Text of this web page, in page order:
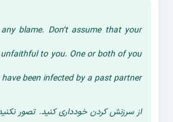
blame. Don’t assume that your
to you. One or both of you
been infected by a past partner.
از سرزنش کردن خودداری کنید. تصور